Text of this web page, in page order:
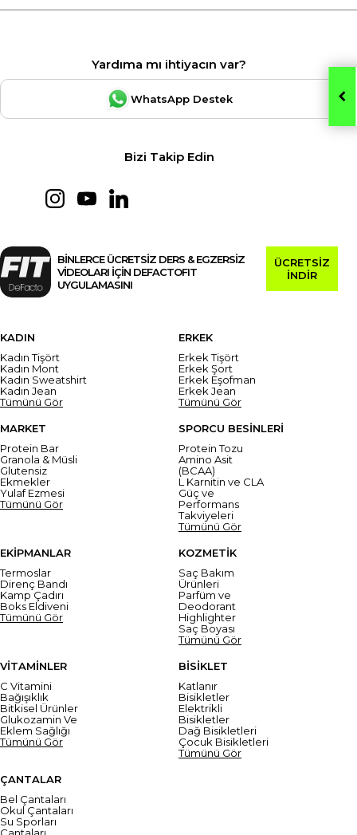
Yardıma mı ihtiyacın var?
WhatsApp Destek
Bizi Takip Edin
BİNLERCE ÜCRETSİZ DERS & EGZERSİZ
VİDEOLARI İÇİN DEFACTOFIT
UYGULAMASINI
ÜCRETSİZ
İNDİR
KADIN
Kadın Tişört
Kadın Mont
Kadın Sweatshirt
Kadın Jean
Tümünü Gör
ERKEK
Erkek Tişört
Erkek Şort
Erkek Eşofman
Erkek Jean
Tümünü Gör
MARKET
Protein Bar
Granola & Müsli
Glutensiz
Ekmekler
Yulaf Ezmesi
Tümünü Gör
SPORCU BESİNLERİ
Protein Tozu
Amino Asit
(BCAA)
L Karnitin ve CLA
Güç ve
Performans
Takviyeleri
Tümünü Gör
EKİPMANLAR
Termoslar
Direnç Bandı
Kamp Çadırı
Boks Eldiveni
Tümünü Gör
KOZMETİK
Saç Bakım
Ürünleri
Parfüm ve
Deodorant
Highlighter
Saç Boyası
Tümünü Gör
VİTAMİNLER
C Vitamini
Bağışıklık
Bitkisel Ürünler
Glukozamin Ve
Eklem Sağlığı
Tümünü Gör
BİSİKLET
Katlanır
Bisikletler
Elektrikli
Bisikletler
Dağ Bisikletleri
Çocuk Bisikletleri
Tümünü Gör
ÇANTALAR
Bel Çantaları
Okul Çantaları
Su Sporları